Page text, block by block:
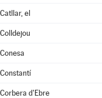
Catllar, el
Colldejou
Conesa
Constantí
Corbera d'Ebre